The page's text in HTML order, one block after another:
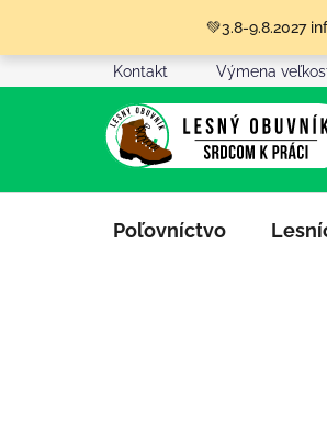
obsah
💚3.8-9.8.2027
Kontakt Výmena
Poľovníctvo